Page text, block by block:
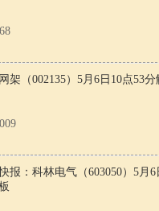
架（002135）5月6日10点53
报：科林电气（603050）5月6